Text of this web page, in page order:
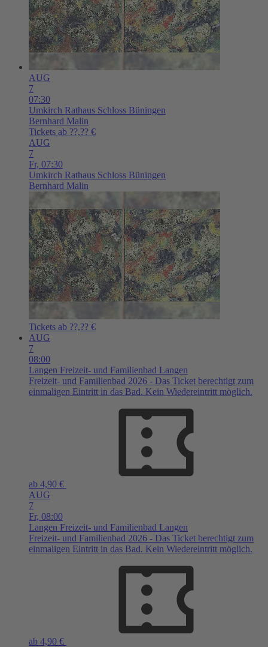
AUG
7
07:30
Umkirch Rathaus Schloss Büningen
Bernhard Malin
Tickets ab ??,?? €
AUG
7
Fr, 07:30
Umkirch Rathaus Schloss Büningen
Bernhard Malin
Tickets ab ??,?? €
AUG
7
08:00
Langen Freizeit- und Familienbad Langen
Freizeit- und Familienbad 2026 - Das Ticket berechtigt zum
einmaligen Eintritt in das Bad. Kein Wiedereintritt möglich.
ab 4,90 €
AUG
7
Fr, 08:00
Langen Freizeit- und Familienbad Langen
Freizeit- und Familienbad 2026 - Das Ticket berechtigt zum
einmaligen Eintritt in das Bad. Kein Wiedereintritt möglich.
ab 4,90 €